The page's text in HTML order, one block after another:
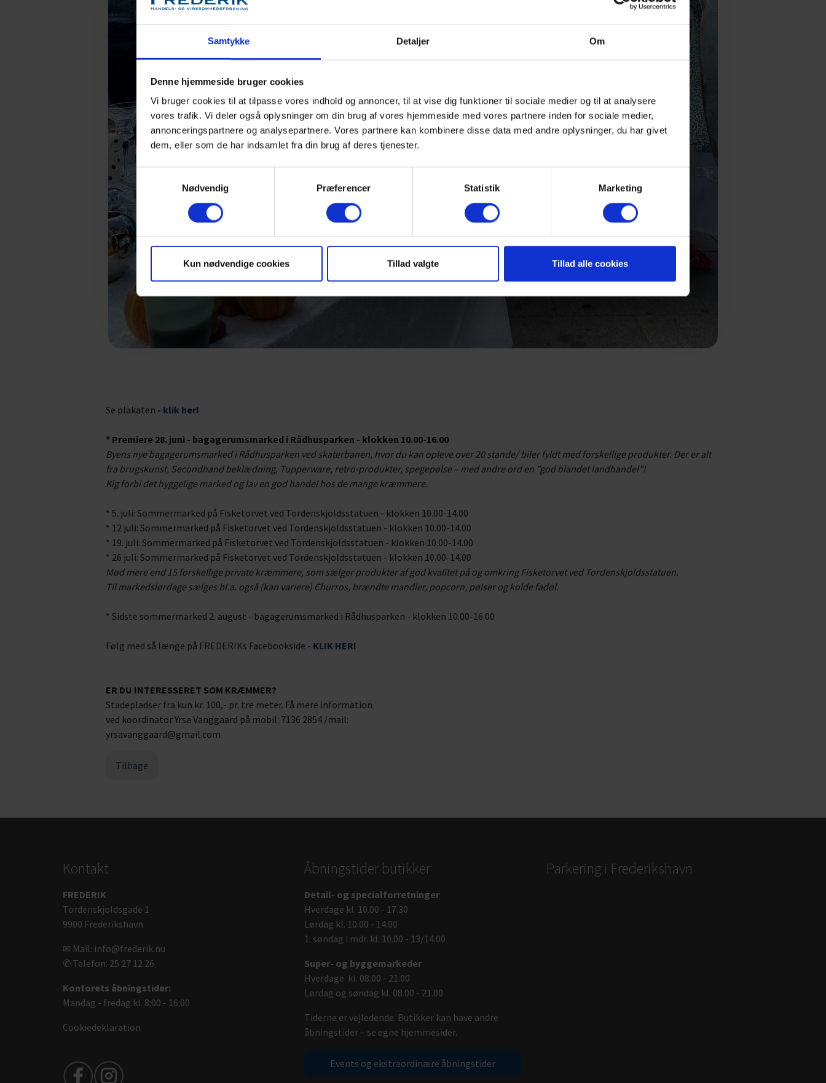
Samtykke Detaljer Om
Denne hjemmeside bruger cookies
Vi bruger cookies til at tilpasse vores indhold og annoncer, til at vise dig funktioner til sociale medier og til at analysere
vores trafik. Vi deler også oplysninger om din brug af vores hjemmeside med vores partnere inden for sociale medier,
annonceringspartnere og analysepartnere. Vores partnere kan kombinere disse data med andre oplysninger, du har givet
dem, eller som de har indsamlet fra din brug af deres tjenester.
Nødvendig
Præferencer Statistik Marketing
Kun nødvendige cookies Tillad valgte Tillad alle cookies
Se plakaten - klik her!
* Premiere 28. juni - bagagerumsmarked i Rådhusparken - klokken 10.00-16.00
Byens nye bagagerumsmarked i Rådhusparken ved skaterbanen, hvor du kan opleve over 20 stande/ biler fyldt med forskellige produkter. Der er alt
fra brugskunst, Secondhand beklædning, Tupperware, retro-produkter, spegepølse – med andre ord en ”god blandet landhandel”!
Kig forbi det hyggelige marked og lav en god handel hos de mange kræmmere.
* 5. juli: Sommermarked på Fisketorvet ved Tordenskjoldsstatuen - klokken 10.00-14.00
* 12 juli: Sommermarked på Fisketorvet ved Tordenskjoldsstatuen - klokken 10.00-14.00
* 19. juli: Sommermarked på Fisketorvet ved Tordenskjoldsstatuen - klokken 10.00-14.00
* 26 juli: Sommermarked på Fisketorvet ved Tordenskjoldsstatuen - klokken 10.00-14.00
Mød mere end 15 forskellige private kræmmere, som sælger produkter af god kvalitet på og omkring Fisketorvet ved Tordenskjoldsstatuen.
Til markedslørdage sælges bl.a. også (kan variere) Churros, brændte mandler, popcorn, pølser og kolde fadøl.
* Sidste sommermarked 2. august - bagagerumsmarked i Rådhusparken - klokken 10.00-16.00
Følg med så længe på FREDERIKs Facebookside - KLIK HER!
ER DU INTERESSERET SOM KRÆMMER?
Stadepladser fra kun kr. 100,- pr. tre meter. Få mere information
ved koordinator Yrsa Vanggaard på mobil: 7136 2854 /mail:
yrsavanggaard@gmail.com
Tilbage
Kontakt
FREDERIK
Tordenskjoldsgade 1
9900 Frederikshavn
✉ Mail: info@frederik.nu
✆ Telefon: 25 27 12 26
Kontorets åbningstider:
Mandag - fredag kl. 8:00 - 16:00
Cookiedeklaration
Åbningstider butikker
Detail- og specialforretninger
Hverdage kl. 10.00 - 17.30
Lørdag kl. 10.00 - 14.00
1. søndag i mdr. kl. 10.00 - 13/14.00
Super- og byggemarkeder
Hverdage kl. 08.00 - 21.00
Lørdag og søndag kl. 08.00 - 21.00
Tiderne er vejledende. Butikker kan have andre
åbningstider – se egne hjemmesider.
Events og ekstraordinære åbningstider
Parkering i Frederikshavn